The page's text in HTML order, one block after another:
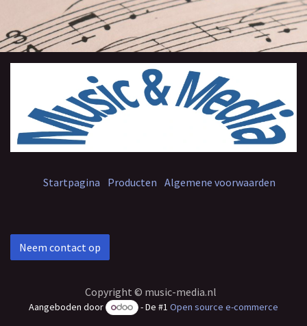
Startpagina Producten Algemene voorwaarden
Neem contact op
Copyright © music-media.nl
Aangeboden door - De #1Open source e-commerce